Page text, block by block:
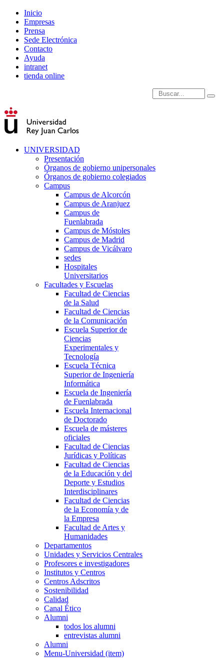
Inicio
Empresas
Prensa
Sede Electrónica
Contacto
Ayuda
intranet
tienda online
Introduce términos de
UNIVERSIDAD
Presentación
Órganos de gobierno unipersonales
Órganos de gobierno colegiados
Campus
Campus de Alcorcón
Campus de Aranjuez
Campus de
Fuenlabrada
Campus de Móstoles
Campus de Madrid
Campus de Vicálvaro
sedes
Hospitales
Universitarios
Facultades y Escuelas
Facultad de Ciencias
de la Salud
Facultad de Ciencias
de la Comunicación
Escuela Superior de
Ciencias
Experimentales y
Tecnología
Escuela Técnica
Superior de Ingeniería
Informática
Escuela de Ingeniería
de Fuenlabrada
Escuela Internacional
de Doctorado
Escuela de másteres
oficiales
Facultad de Ciencias
Jurídicas y Políticas
Facultad de Ciencias
de la Educación y del
Deporte y Estudios
Interdisciplinares
Facultad de Ciencias
de la Economía y de
la Empresa
Facultad de Artes y
Humanidades
Departamentos
Unidades y Servicios Centrales
Profesores e investigadores
Institutos y Centros
Centros Adscritos
Sostenibilidad
Calidad
Canal Ético
Alumni
todos los alumni
entrevistas alumni
Alumni
Menu-Universidad (item)